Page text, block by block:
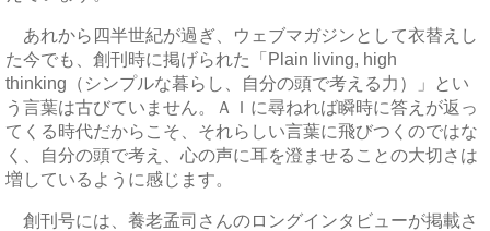
あれから四半世紀が過ぎ、ウェブマガジンとして衣替えし
た今でも、創刊時に掲げられた「Plain living, high
thinking（シンプルな暮らし、自分の頭で考える力）」とい
う言葉は古びていません。ＡＩに尋ねれば瞬時に答えが返っ
てくる時代だからこそ、それらしい言葉に飛びつくのではな
く、自分の頭で考え、心の声に耳を澄ませることの大切さは
増しているように感じます。
創刊号には、養老孟司さんのロングインタビューが掲載さ